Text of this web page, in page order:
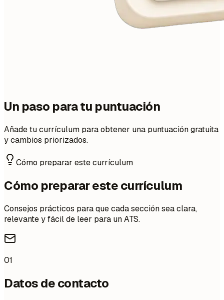
Un paso para tu puntuación
Añade tu currículum para obtener una puntuación gratuita
y cambios priorizados.
Cómo preparar este currículum
Cómo preparar este currículum
Consejos prácticos para que cada sección sea clara,
relevante y fácil de leer para un ATS.
01
Datos de contacto